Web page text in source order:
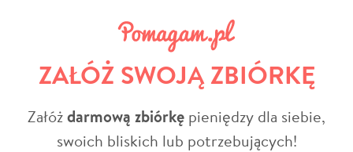
ZAŁÓŻ SWOJĄ ZBIÓRKĘ
Załóżdarmową zbiórkę pieniędzy dla siebie,
swoich bliskich lub potrzebujących!